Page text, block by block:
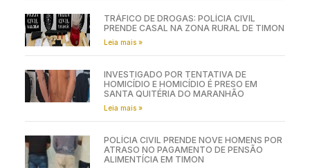
TRÁFICO DE DROGAS: POLÍCIA CIVIL
PRENDE CASAL NA ZONA RURAL DE TIMON
Leia mais »
INVESTIGADO POR TENTATIVA DE
HOMICÍDIO E HOMICÍDIO É PRESO EM
SANTA QUITÉRIA DO MARANHÃO
Leia mais »
POLÍCIA CIVIL PRENDE NOVE HOMENS POR
ATRASO NO PAGAMENTO DE PENSÃO
ALIMENTÍCIA EM TIMON